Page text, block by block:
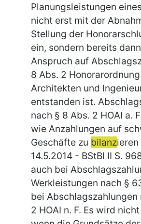
Planungsleistungen
nicht erst mit der
Stellung der
ein, sondern bereits
Anspruch auf
8 Abs. 2
Architekten und
entstanden ist.
nach § 8 Abs. 2 HOAI a.
wie Anzahlungen auf
Geschäfte zu bilanzieren
14.5.2014 - BStBl II S.
auch bei
Werkleistungen nach §
bei Abschlagszahlungen
2 HOAI n. F. Es wird